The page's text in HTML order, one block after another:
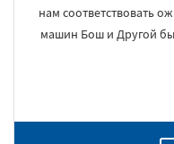
нам соответствовать
машин Бош и Другой